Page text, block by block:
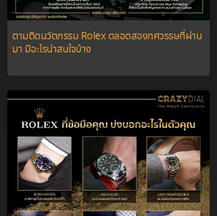
ตามติดนวัตกรรม Rolex ตลอดสองทศวรรษที่ผ่าน
มา มีอะไรน่าสนใจบ้าง